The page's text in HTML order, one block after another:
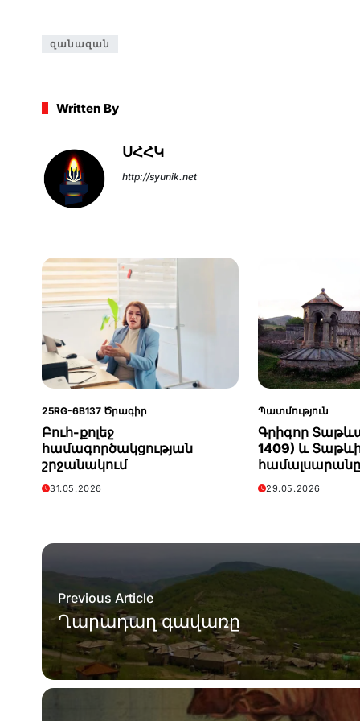
զանազան
Written By
ՍՀՀԿ
http://syunik.net
25RG-6B137 Ծրագիր
Բուհ-քոլեջ
համագործակցության
շրջանակում
31.05.2026
Պատմություն
Գրիգոր
1409) և
համալսարանը
29.05.2026
Previous Article
Ղարադաղ գավառը